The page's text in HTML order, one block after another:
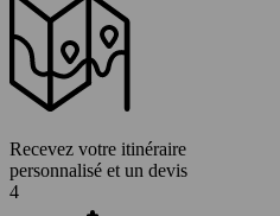
Recevez votre itinéraire
personnalisé et un devis
4